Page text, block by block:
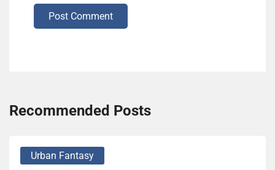
Post Comment
Recommended Posts
Urban Fantasy